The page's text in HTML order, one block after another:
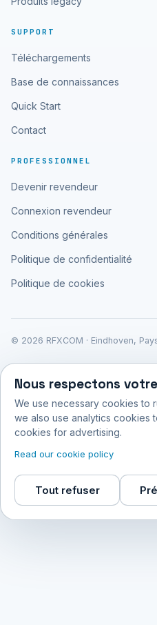
SUPPORT
Téléchargements
Base de connaissances
Quick Start
Contact
PROFESSIONNEL
Devenir revendeur
Connexion revendeur
Conditions générales
Politique de confidentialité
Politique de cookies
© 2026 RFXCOM · Eindhoven,
Nous respectons
We use necessary cookies to
we also use analytics cookies
cookies for advertising.
Read our cookie policy
Tout refuser